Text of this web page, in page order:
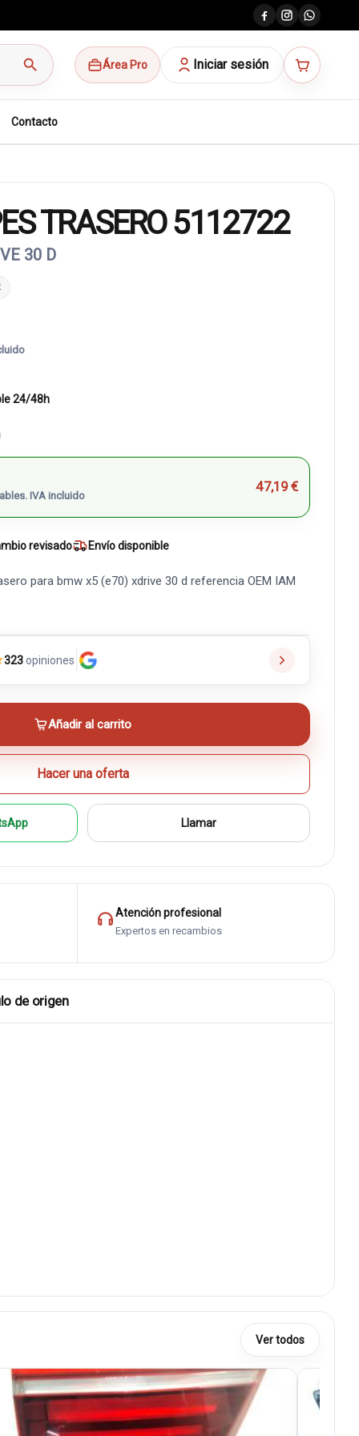
search Área Pro Iniciar sesión
Contacto
TRASERO 5112722
30 D
24/48h
IVA incluido
47,19 €
revisado Envío disponible
para bmw x5 (e70) xdrive 30 d referencia OEM IAM
323opiniones
Añadir al carrito
Hacer una oferta
Llamar
Atención profesional
Expertos en recambios
de origen
Ver todos